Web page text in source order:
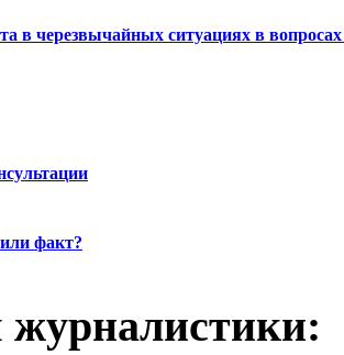
в черезвычайных ситуациях в вопросах
факт?
журналистики: